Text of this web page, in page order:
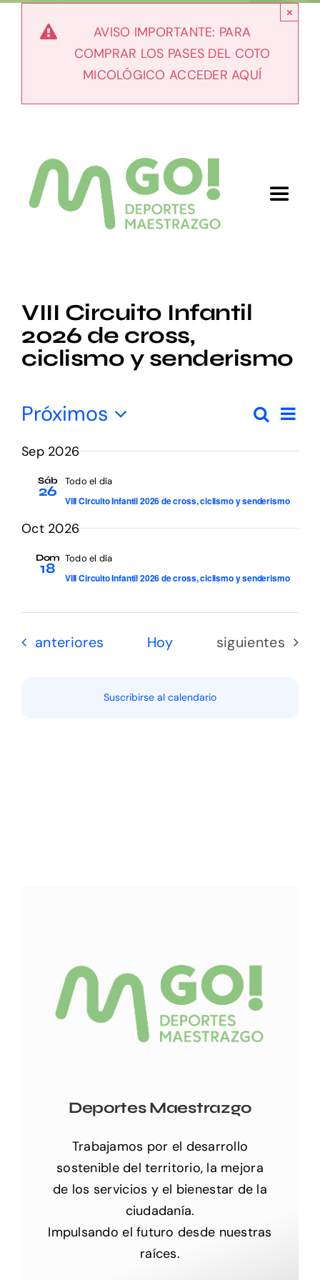
AVISO IMPORTANTE: PARA
COMPRAR LOS PASES DEL COTO
MICOLÓGICO ACCEDER AQUÍ
×
Toggle
Eventos
VIII Circuito Infantil
2026 de cross,
ciclismo y senderismo
de
y
de
Buscar
de
de
Próximos
fecha.
Sep 2026
Sáb
26
Todo el día
VIII Circuito Infantil 2026 de cross, ciclismo y senderismo
Oct 2026
Dom
18
Todo el día
VIII Circuito Infantil 2026 de cross, ciclismo y senderismo
Eventos
anteriores Hoy Eventos
siguientes
Suscribirse al calendario
Deportes Maestrazgo
Trabajamos por el desarrollo
sostenible del territorio, la mejora
de los servicios y el bienestar de la
ciudadanía.
Impulsando el futuro desde nuestras
raíces.